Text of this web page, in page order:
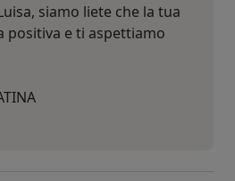
siamo liete che la tua
positiva e ti aspettiamo